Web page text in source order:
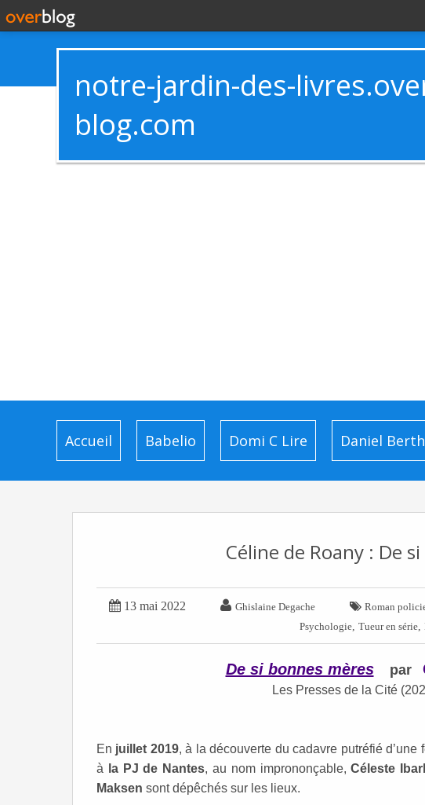
notre-jardin-des-
blog.com
Accueil Babelio Domi C Lire Daniel
Céline de Roany : De
 13 mai 2022  Ghislaine Degache  Roman
Psychologie Tueur en série
De si bonnes mères par
Les Presses de la Cité
En juillet 2019, à la découverte du cadavre putréfié
à
la PJ de Nantes, au nom imprononçable,Céleste
Maksen sont dépêchés sur les lieux.